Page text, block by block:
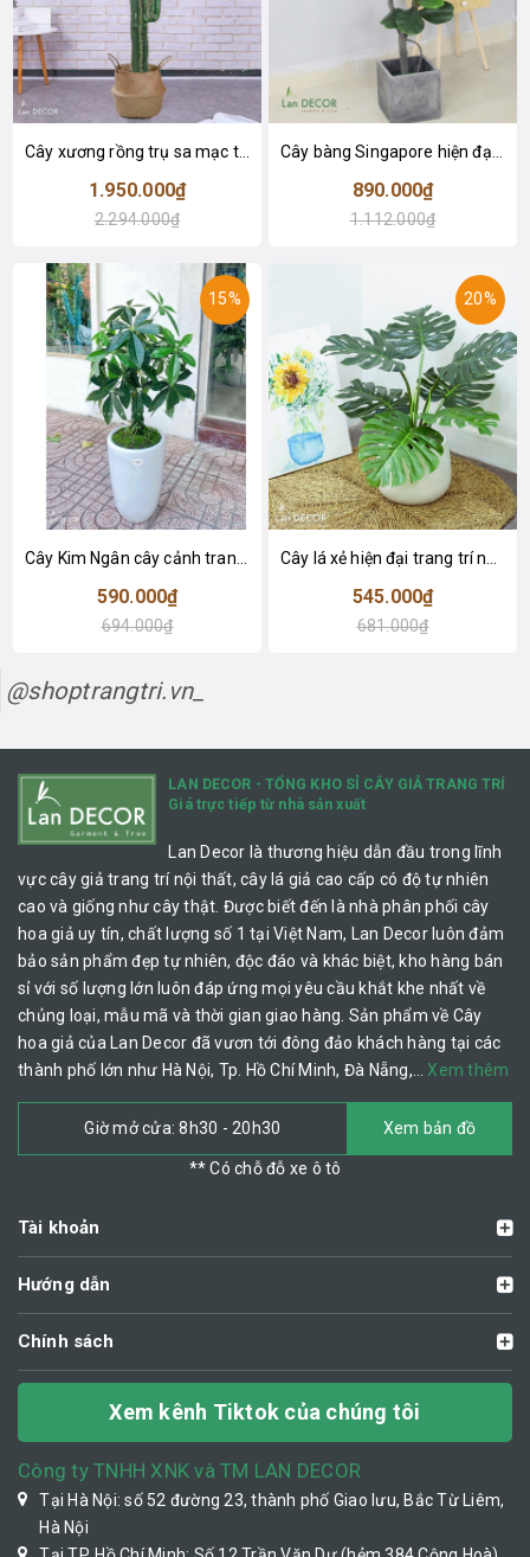
Cây xương rồng trụ sa mạc trang trí loại 2 tay (155cm) - LC2912
1.950.000₫
2.294.000₫
890.000₫
1.112.000₫
15%
590.000₫
694.000₫
20%
545.000₫
681.000₫
@shoptrangtri.vn_
LAN DECOR - TỔNG KHO SỈ CÂY GIẢ TRANG TRÍ
Giá trực tiếp từ nhà sản xuất
Lan Decor là thương hiệu dẫn đầu trong lĩnh
vực cây giả trang trí nội thất, cây lá giả cao cấp có độ tự nhiên
cao và giống như cây thật. Được biết đến là nhà phân phối cây
hoa giả uy tín, chất lượng số 1 tại Việt Nam, Lan Decor luôn đảm
bảo sản phẩm đẹp tự nhiên, độc đáo và khác biệt, kho hàng bán
sỉ với số lượng lớn luôn đáp ứng mọi yêu cầu khắt khe nhất về
chủng loại, mẫu mã và thời gian giao hàng. Sản phẩm về Cây
hoa giả của Lan Decor đã vươn tới đông đảo khách hàng tại các
thành phố lớn như Hà Nội, Tp. Hồ Chí Minh, Đà Nẵng,… Xem thêm
Giờ mở cửa: 8h30 - 20h30 Xem bản đồ
** Có chỗ đỗ xe ô tô
Tài khoản
Hướng dẫn
Chính sách
Xem kênh Tiktok của chúng tôi
Công ty TNHH XNK và TM LAN DECOR
Tại Hà Nội: số 52 đường 23, thành phố Giao lưu, Bắc Từ Liêm,
Hà Nội